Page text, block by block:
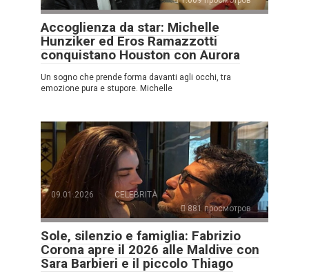
Accoglienza da star: Michelle
Hunziker ed Eros Ramazzotti
conquistano Houston con Aurora
Un sogno che prende forma davanti agli occhi, tra
emozione pura e stupore. Michelle
09.01.2026
CELEBRITÀ
881 просмотров
Sole, silenzio e famiglia: Fabrizio
Corona apre il 2026 alle Maldive con
Sara Barbieri e il piccolo Thiago